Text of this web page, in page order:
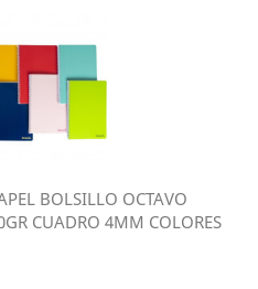
BOLSILLO OCTAVO
CUADRO 4MM COLORES